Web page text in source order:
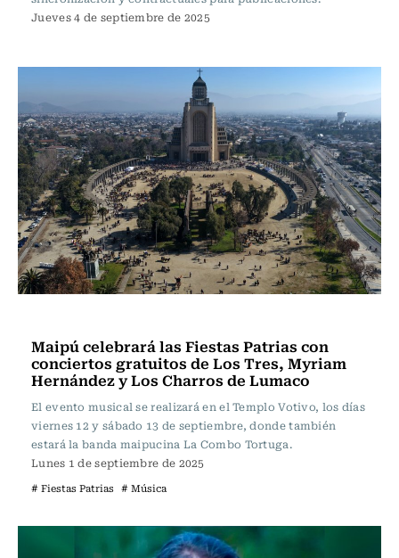
Jueves 4 de septiembre de 2025
Maipú celebrará las Fiestas Patrias con
conciertos gratuitos de Los Tres, Myriam
Hernández y Los Charros de Lumaco
El evento musical se realizará en el Templo Votivo, los días
viernes 12 y sábado 13 de septiembre, donde también
estará la banda maipucina La Combo Tortuga.
Lunes 1 de septiembre de 2025
# Fiestas Patrias # Música